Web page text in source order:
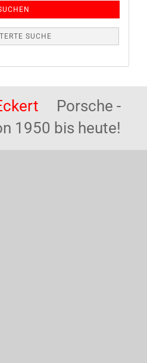
SUCHE
Porsche -
1950 bis heute!